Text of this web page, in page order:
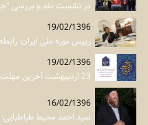
در نشست نقد و بررسی
19/02/1396
رییس موزه ملی ایران:
19/02/1396
23 اردیبهشت آخرین مهلت ارسال آثار به جایزه قلب تهران
16/02/1396
سید احمد محیط طباطبایی: